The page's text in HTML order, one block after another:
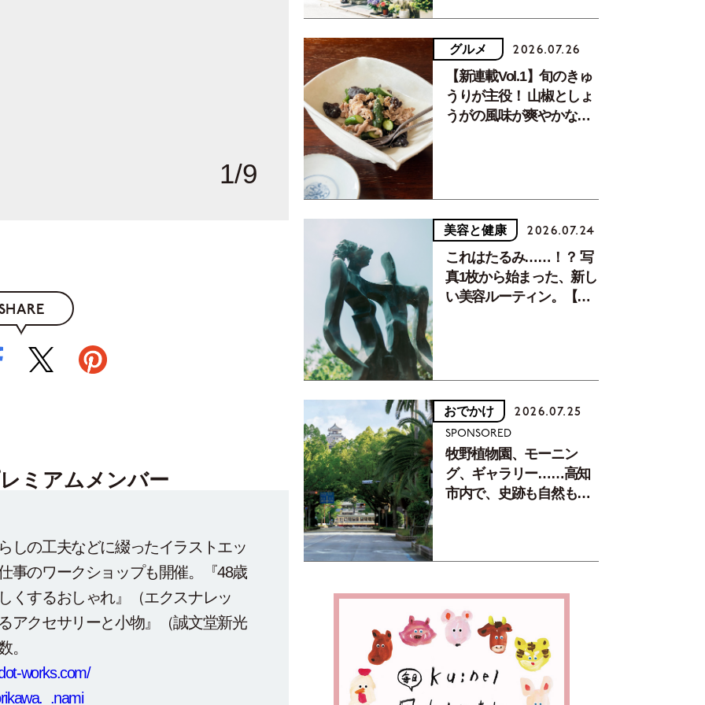
1/9
ミアムメンバー
しの工夫などに綴ったイラストエッ
事のワークショップも開催。『48歳
くするおしゃれ』（エクスナレッ
アクセサリーと小物』（誠文堂新光
。
works.com/
グルメ 2026.07.26
【新連載Vol.1】旬のきゅ
うりが主役！ 山椒としょ
うがの風味が爽やかな、
美容と健康 2026.07.24
これはたるみ……！？ 写
真1枚から始まった、新し
い美容ルーティン。【中
おでかけ 2026.07.25
SPONSORED
牧野植物園、モーニン
グ、ギャラリー……高知
市内で、史跡も自然もグ